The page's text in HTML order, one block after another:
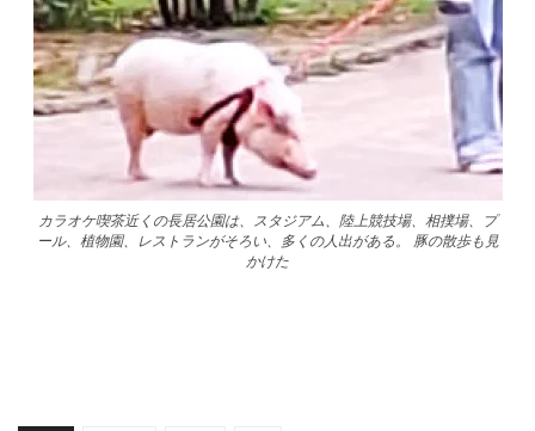
カラオケ喫茶近くの長居公園は、スタジアム、陸上競技場、相撲場、プ
ール、植物園、レストランがそろい、多くの人出がある。 豚の散歩も見
かけた